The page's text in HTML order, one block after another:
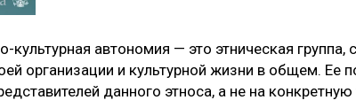
культурная автономия — это этническая
организации и культурной жизни в общем. Ее
данного этноса, а не на